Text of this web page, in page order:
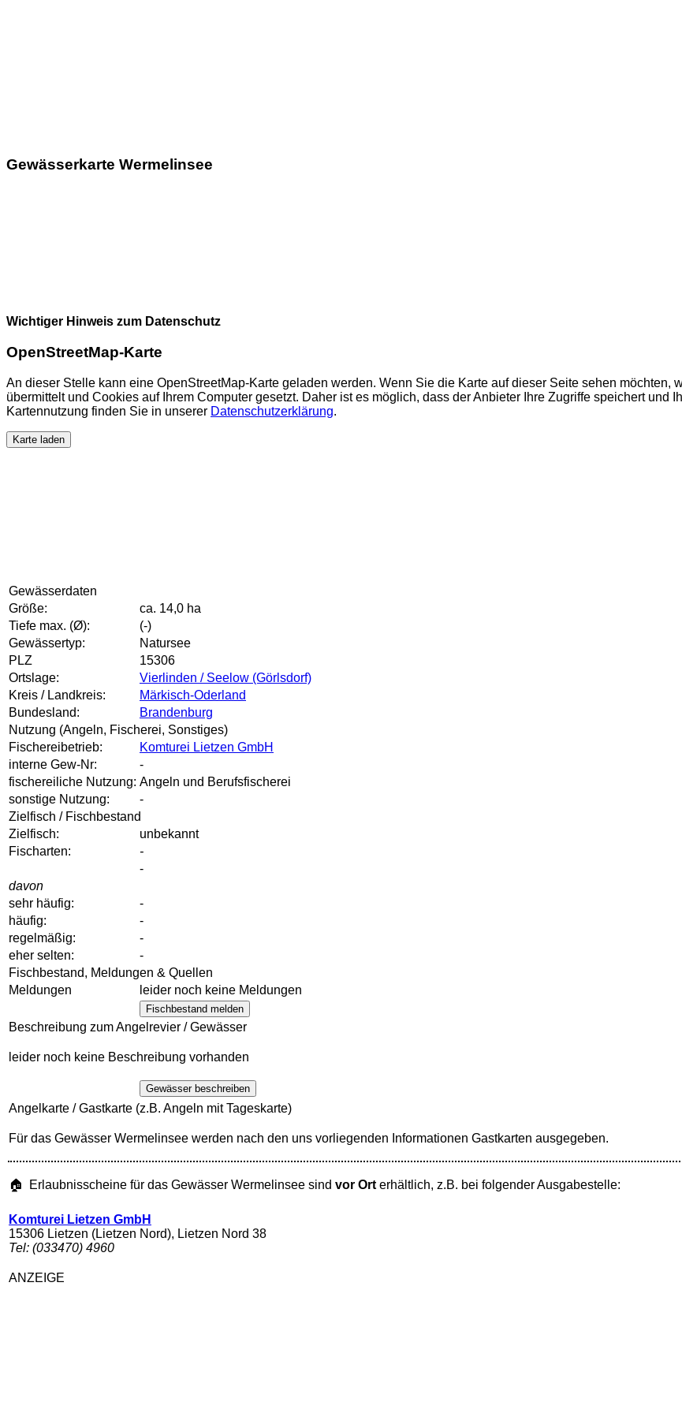
Gewässerkarte Wermelinsee
Wichtiger Hinweis zum Datenschutz
OpenStreetMap-Karte
An dieser Stelle kann eine OpenStreetMap-Karte geladen werden. Wenn Sie die Karte auf dieser Seite sehen
übermittelt und Cookies auf Ihrem Computer gesetzt. Daher ist es möglich, dass der Anbieter Ihre Zugriffe speichert und
Kartennutzung finden Sie in unserer Datenschutzerklärung.
Karte laden
Gewässerdaten
Größe:
ca. 14,0 ha
Tiefe max. (Ø):
(-)
Gewässertyp:
Natursee
PLZ
15306
Ortslage:
Vierlinden / Seelow (Görlsdorf)
Kreis / Landkreis:
Märkisch-Oderland
Bundesland:
Brandenburg
Nutzung (Angeln, Fischerei, Sonstiges)
Fischereibetrieb:
Komturei Lietzen GmbH
interne Gew-Nr:
-
fischereiliche Nutzung: Angeln und Berufsfischerei
sonstige Nutzung:
-
Zielfisch / Fischbestand
Zielfisch:
unbekannt
Fischarten:
-
-
davon
sehr häufig:
-
häufig:
-
regelmäßig:
-
eher selten:
-
Fischbestand, Meldungen & Quellen
Meldungen
leider noch keine Meldungen
Fischbestand melden
Beschreibung zum Angelrevier / Gewässer
leider noch keine Beschreibung vorhanden
Gewässer beschreiben
Angelkarte / Gastkarte (z.B. Angeln mit Tageskarte)
Für das Gewässer Wermelinsee werden nach den uns vorliegenden Informationen Gastkarten ausgegeben.
🏠 Erlaubnisscheine für das Gewässer Wermelinsee sind vor Ort erhältlich, z.B. bei folgender Ausgabestelle:
Komturei Lietzen GmbH
15306 Lietzen (Lietzen Nord), Lietzen Nord 38
Tel: (033470) 4960
ANZEIGE